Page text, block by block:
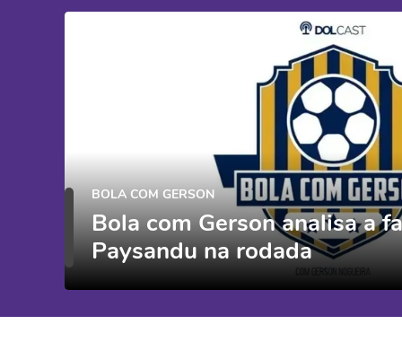
BOLA COM GERSON
Bola com Gerson analisa a
Paysandu na rodada